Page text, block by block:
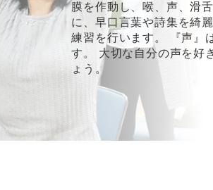
膜を作動し、喉、声、滑
に、早口言葉や詩集を綺
練習を行います。 『声』
す。 大切な自分の声を好
ょう。